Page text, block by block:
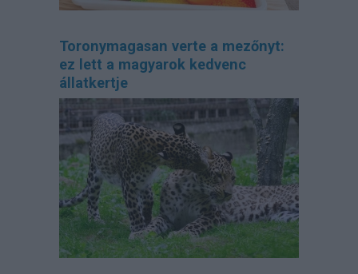
Toronymagasan verte a mezőnyt:
ez lett a magyarok kedvenc
állatkertje